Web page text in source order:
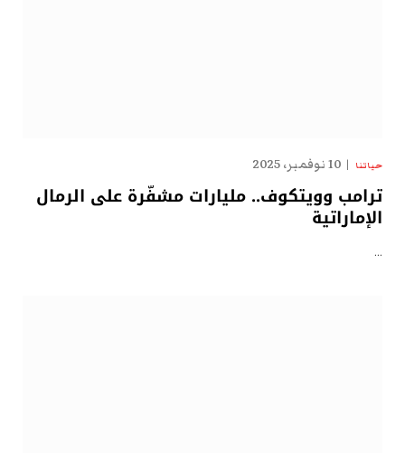
حياتنا 10 نوفمبر، 2025
ترامب وويتكوف.. مليارات مشفّرة على الرمال
الإماراتية
…